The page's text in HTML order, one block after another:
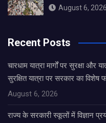
August 6, 2026
Recent Posts
चारधाम यात्रा मार्गों पर सुरक्षा और
सुरक्षित यात्रा पर सरकार का विशेष
August 6, 2026
राज्य के सरकारी स्कूलों में विज्ञान